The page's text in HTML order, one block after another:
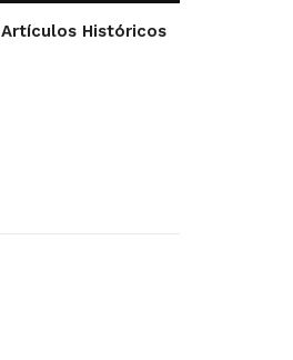
Artículos Históricos